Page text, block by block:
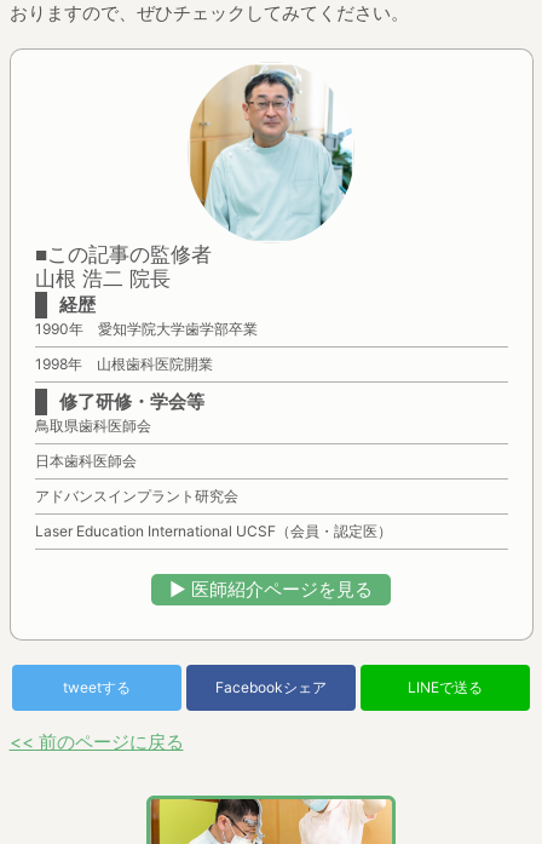
おりますので、ぜひチェックしてみてください。
■この記事の監修者
山根 浩二 院長
経歴
1990年 愛知学院大学歯学部卒業
1998年 山根歯科医院開業
修了研修・学会等
鳥取県歯科医師会
日本歯科医師会
アドバンスインプラント研究会
Laser Education International UCSF（会員・認定医）
▶︎ 医師紹介ページを見る
tweetする Facebookシェア LINEで送る
<< 前のページに戻る